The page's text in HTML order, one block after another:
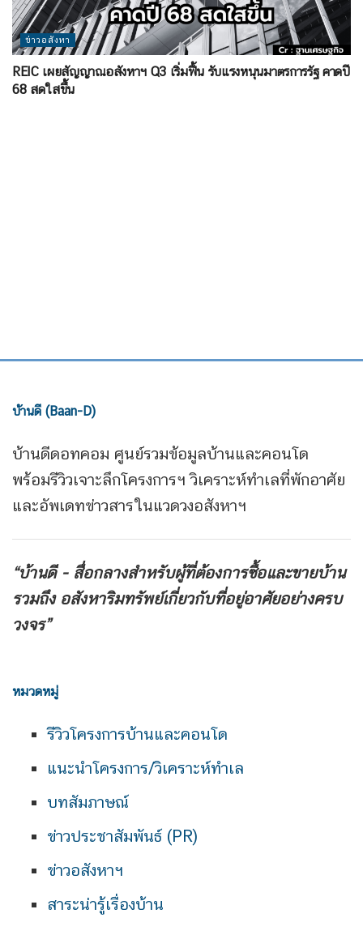
ข่าวอสังหา
REIC เผยสัญญาณอสังหาฯ Q3 เริ่มฟื้น รับแรงหนุนมาตรการรัฐ คาดปี
68 สดใสขึ้น
บ้านดี (Baan-D)
บ้านดีดอทคอม ศูนย์รวมข้อมูลบ้านและคอนโด
พร้อมรีวิวเจาะลึกโครงการฯ วิเคราะห์ทำเลที่พักอาศัย
และอัพเดทข่าวสารในแวดวงอสังหาฯ
“บ้านดี - สื่อกลางสำหรับผู้ที่ต้องการซื้อและขายบ้าน
รวมถึง อสังหาริมทรัพย์เกี่ยวกับที่อยู่อาศัยอย่างครบ
วงจร”
หมวดหมู่
รีวิวโครงการบ้านและคอนโด
แนะนำโครงการ/วิเคราะห์ทำเล
บทสัมภาษณ์
ข่าวประชาสัมพันธ์ (PR)
ข่าวอสังหาฯ
สาระน่ารู้เรื่องบ้าน